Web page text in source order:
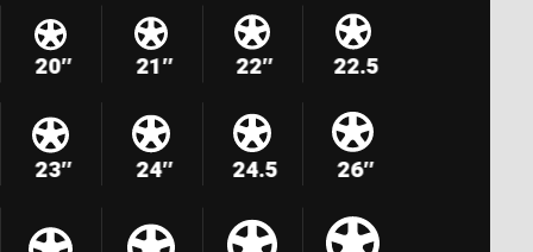
20″ 21″ 22″ 22.5
23″ 24″ 24.5 26″